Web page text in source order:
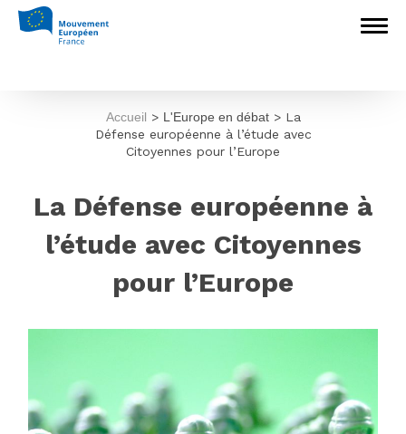
Accueil > L'Europe en débat> La
Défense européenne à l’étude avec
Citoyennes pour l’Europe
La Défense européenne à
l’étude avec Citoyennes
pour l’Europe